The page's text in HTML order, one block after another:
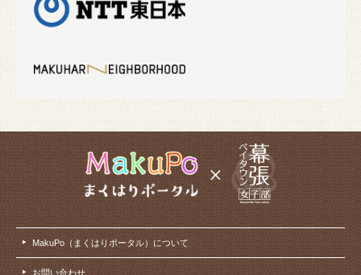
MakuPo（まくはりポータル）について
お問い合わせ